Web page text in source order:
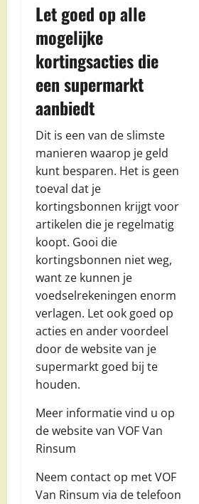
Let goed op alle
mogelijke
kortingsacties die
een supermarkt
aanbiedt
Dit is een van de slimste
manieren waarop je geld
kunt besparen. Het is geen
toeval dat je
kortingsbonnen krijgt voor
artikelen die je regelmatig
koopt. Gooi die
kortingsbonnen niet weg,
want ze kunnen je
voedselrekeningen enorm
verlagen. Let ook goed op
acties en ander voordeel
door de website van je
supermarkt goed bij te
houden.
Meer informatie vind u op
de website van VOF Van
Rinsum
Neem contact op met VOF
Van Rinsum via de telefoon